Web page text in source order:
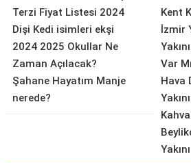
Terzi Fiyat Listesi 2024
Dişi Kedi isimleri ekşi
2024 2025 Okullar Ne
Zaman Açılacak?
Şahane Hayatım Manje
nerede?
Kent
İzmir
Var
Hava